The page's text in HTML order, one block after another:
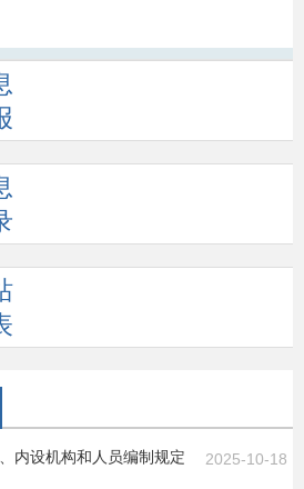
内设机构和人员编制规定 2025-10-18